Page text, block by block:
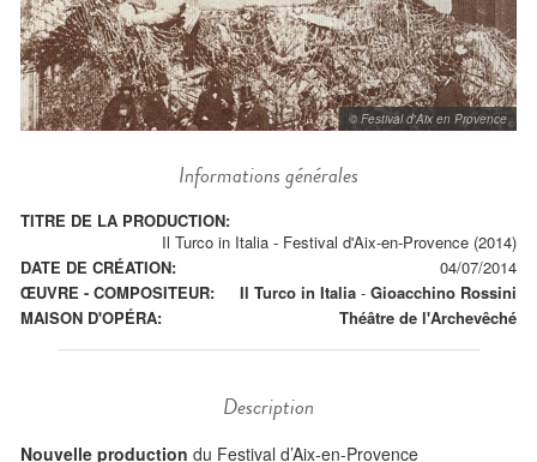
© Festival d'Aix en Provence
Informations générales
TITRE DE LA PRODUCTION:
Il Turco in Italia - Festival d'Aix-en-Provence (2014)
DATE DE CRÉATION:
04/07/2014
ŒUVRE - COMPOSITEUR:
Il Turco in Italia - Gioacchino Rossini
MAISON D'OPÉRA:
Théâtre de l'Archevêché
Description
Nouvelle production du Festival d’Aix-en-Provence